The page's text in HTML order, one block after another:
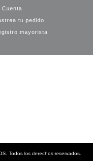
Cuenta
tu pedido
mayorista
Todos los derechos reservados.